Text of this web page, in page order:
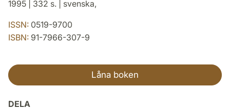
1995 | 332 s. | svenska,
ISSN: 0519-9700
ISBN: 91-7966-307-9
Låna boken
DELA